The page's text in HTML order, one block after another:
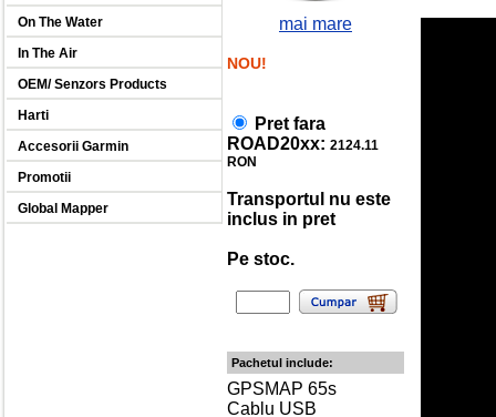
On The Water
In The Air
OEM/ Senzors Products
Harti
Accesorii Garmin
Promotii
Global Mapper
mai mare
NOU!
Pret fara
ROAD20xx: 2124.11
RON
Transportul nu este
inclus in pret
Pe stoc.
Pachetul include:
GPSMAP 65s
Cablu USB